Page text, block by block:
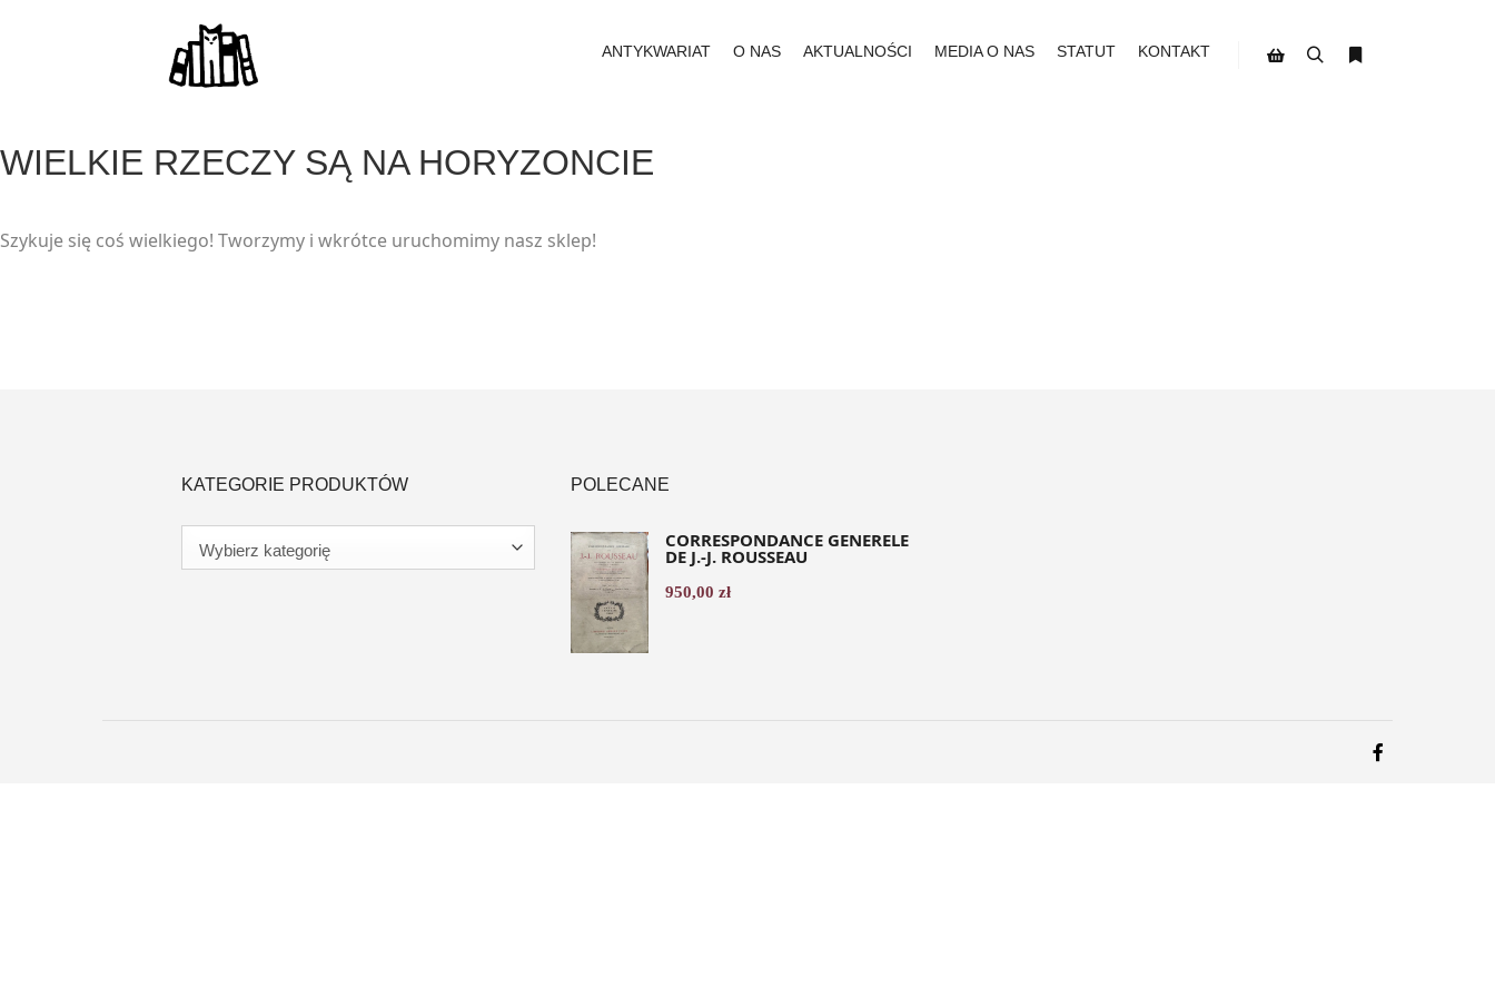
ANTYKWARIAT O NAS AKTUALNOŚCI MEDIA O NAS STATUT KONTAKT
WIELKIE RZECZY SĄ NA HORYZONCIE
Szykuje się coś wielkiego! Tworzymy i wkrótce uruchomimy nasz sklep!
KATEGORIE PRODUKTÓW POLECANE
CORRESPONDANCE GENERELE
DE J.-J. ROUSSEAU
950,00 zł